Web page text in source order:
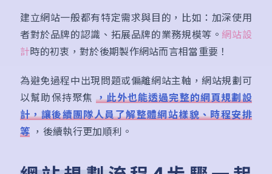
建立網站一般都有特定需求與目的，比如：加深使用
者對於品牌的認識、拓展品牌的業務規模等。 網站設
計時的初衷，對於後期製作網站而言相當重要！
為避免過程中出現問題或偏離網站主軸，網站規劃可
以幫助保持聚焦 ，此外也能透過完整的網頁規劃設
計，讓後續團隊人員了解整體網站樣貌、時程安排
等 ，後續執行更加順利。